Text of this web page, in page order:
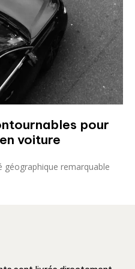
pour
voiture
géographique remarquable